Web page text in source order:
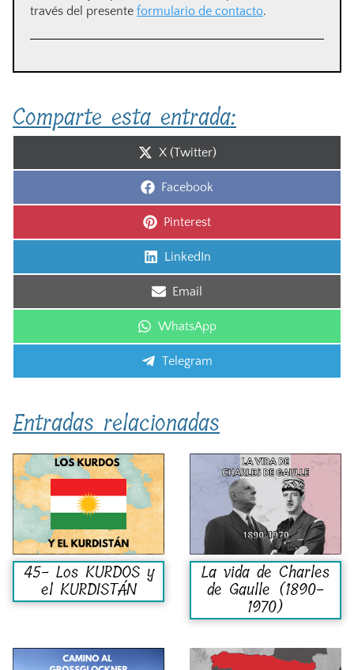
través del presente formulario de contacto.
Comparte esta entrada:
Compartir
X (Twitter)
Compartir
Facebook
Compartir
Pinterest
Compartir
LinkedIn
Compartir
Email
Compartir
WhatsApp
Compartir
Telegram
Entradas relacionadas
45- Los KURDOS y
el KURDISTÁN
La vida de Charles
de Gaulle (1890-
1970)